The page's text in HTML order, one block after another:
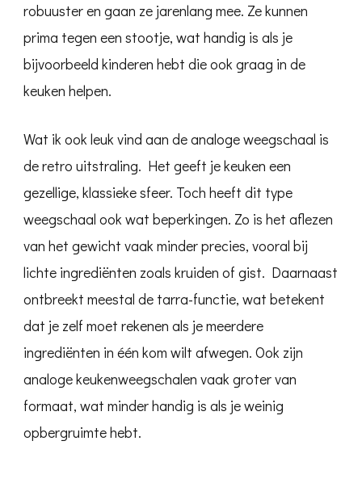
robuuster en gaan ze jarenlang mee. Ze kunnen
prima tegen een stootje, wat handig is als je
bijvoorbeeld kinderen hebt die ook graag in de
keuken helpen.
Wat ik ook leuk vind aan de analoge weegschaal is
de retro uitstraling. Het geeft je keuken een
gezellige, klassieke sfeer. Toch heeft dit type
weegschaal ook wat beperkingen. Zo is het aflezen
van het gewicht vaak minder precies, vooral bij
lichte ingrediënten zoals kruiden of gist. Daarnaast
ontbreekt meestal de tarra-functie, wat betekent
dat je zelf moet rekenen als je meerdere
ingrediënten in één kom wilt afwegen. Ook zijn
analoge keukenweegschalen vaak groter van
formaat, wat minder handig is als je weinig
opbergruimte hebt.